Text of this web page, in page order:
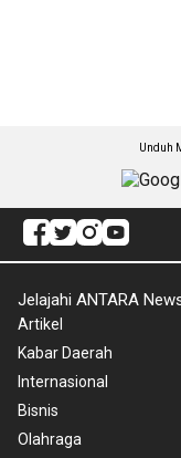
Unduh
Jelajahi ANTARA
Artikel
Kabar Daerah
Internasional
Bisnis
Olahraga